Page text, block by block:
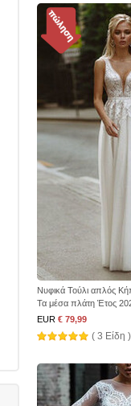
Νυφικά Τούλι απλός
Τα μέσα πλάτη Έτος
EUR € 79,99
( 3 Είδη )